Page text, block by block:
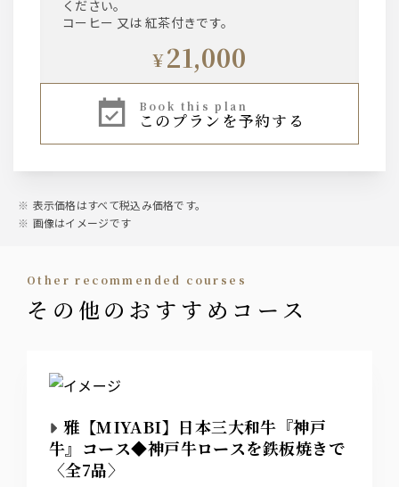
ください。
コーヒー 又は 紅茶付きです。
¥21,000
book this plan
このプランを予約する
表示価格はすべて税込み価格です。
画像はイメージです
other recommended courses
その他のおすすめコース
雅【MIYABI】日本三大和牛『神戸
牛』コース◆神戸牛ロースを鉄板焼きで
〈全7品〉